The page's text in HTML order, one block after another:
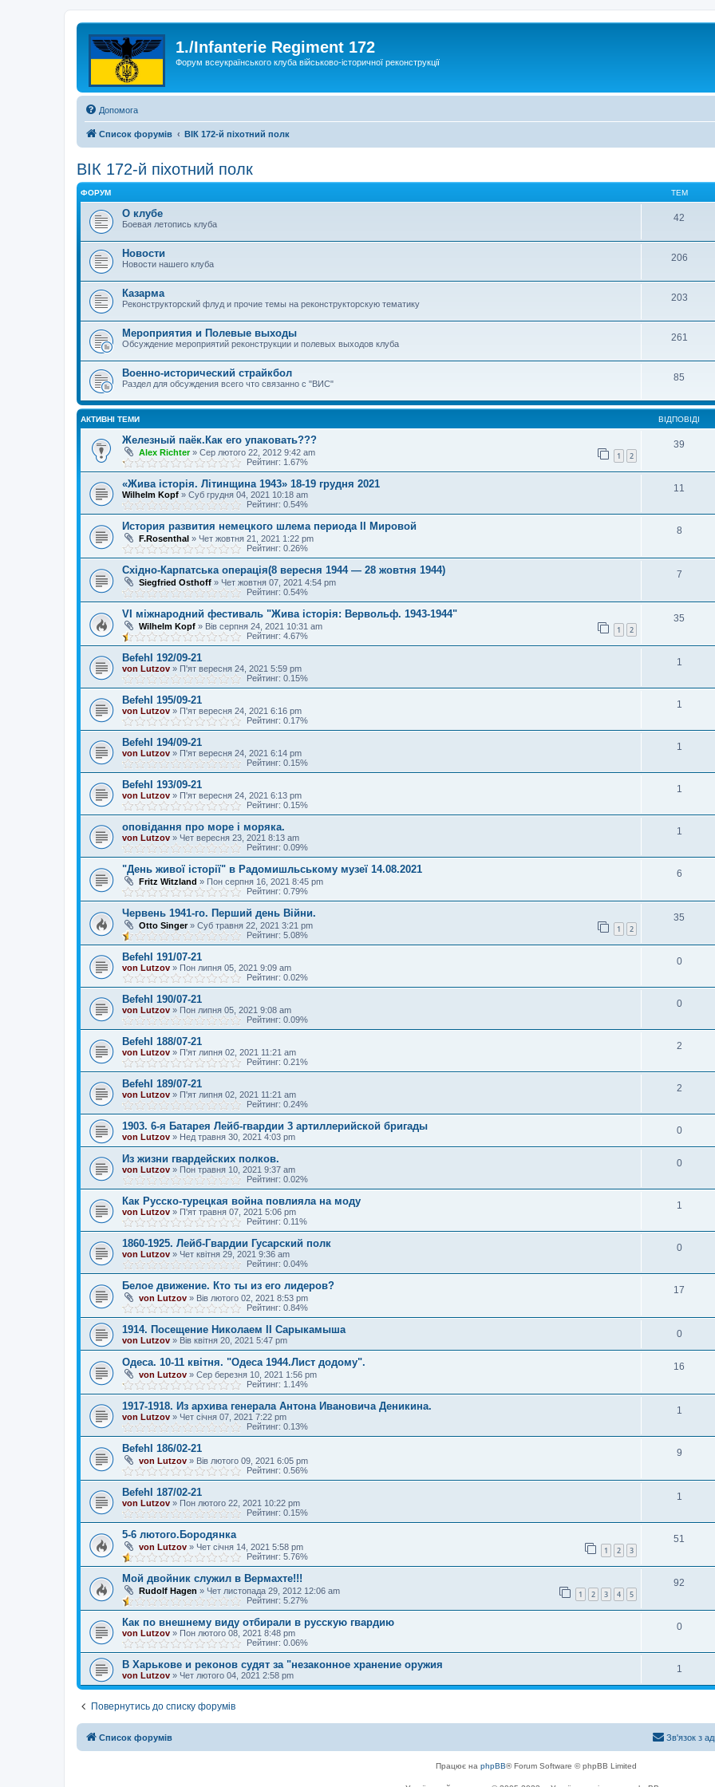
1./Infanterie Regiment 172
Форум всеукраїнського клуба військово-історичної реконструкції
Допомога
Список форумів ВІК 172-й піхотний полк
ВІК 172-й піхотний полк
ФОРУМ ТЕМ
О клубе
Боевая летопись клуба
42
Новости
Новости нашего клуба
206
Казарма
Реконструкторский флуд и прочие темы на реконструкторскую тематику
203
Мероприятия и Полевые выходы
Обсуждение мероприятий реконструкции и полевых выходов клуба
261
Военно-исторический страйкбол
Раздел для обсуждения всего что связанно с "ВИС"
85
АКТИВНІ ТЕМИ ВІДПОВІДІ
Железный паёк.Как его упаковать???
Alex Richter» Сер лютого 22, 2012 9:42 am 1 2
Рейтинг: 1.67%
39
«Жива історія. Літинщина 1943» 18-19 грудня 2021
Wilhelm Kopf » Суб грудня 04, 2021 10:18 am
Рейтинг: 0.54%
11
История развития немецкого шлема периода II Мировой
F.Rosenthal » Чет жовтня 21, 2021 1:22 pm
Рейтинг: 0.26%
8
Східно-Карпатська операція(8 вересня 1944 — 28 жовтня 1944)
Siegfried Osthoff » Чет жовтня 07, 2021 4:54 pm
Рейтинг: 0.54%
7
VI міжнародний фестиваль "Жива історія: Вервольф. 1943-1944"
Wilhelm Kopf » Вів серпня 24, 2021 10:31 am 1 2
Рейтинг: 4.67%
35
Befehl 192/09-21
von Lutzov » П'ят вересня 24, 2021 5:59 pm
Рейтинг: 0.15%
1
Befehl 195/09-21
von Lutzov » П'ят вересня 24, 2021 6:16 pm
Рейтинг: 0.17%
1
Befehl 194/09-21
von Lutzov » П'ят вересня 24, 2021 6:14 pm
Рейтинг: 0.15%
1
Befehl 193/09-21
von Lutzov » П'ят вересня 24, 2021 6:13 pm
Рейтинг: 0.15%
1
оповідання про море і моряка.
von Lutzov » Чет вересня 23, 2021 8:13 am
Рейтинг: 0.09%
1
"День живої історії" в Радомишльському музеї 14.08.2021
Fritz Witzland » Пон серпня 16, 2021 8:45 pm
Рейтинг: 0.79%
6
Червень 1941-го. Перший день Війни.
Otto Singer» Суб травня 22, 2021 3:21 pm 1 2
Рейтинг: 5.08%
35
Befehl 191/07-21
von Lutzov » Пон липня 05, 2021 9:09 am
Рейтинг: 0.02%
0
Befehl 190/07-21
von Lutzov » Пон липня 05, 2021 9:08 am
Рейтинг: 0.09%
0
Befehl 188/07-21
von Lutzov » П'ят липня 02, 2021 11:21 am
Рейтинг: 0.21%
2
Befehl 189/07-21
von Lutzov » П'ят липня 02, 2021 11:21 am
Рейтинг: 0.24%
2
1903. 6-я Батарея Лейб-гвардии 3 артиллерийской бригады
von Lutzov » Нед травня 30, 2021 4:03 pm
0
Из жизни гвардейских полков.
von Lutzov » Пон травня 10, 2021 9:37 am
Рейтинг: 0.02%
0
Как Русско-турецкая война повлияла на моду
von Lutzov » П'ят травня 07, 2021 5:06 pm
Рейтинг: 0.11%
1
1860-1925. Лейб-Гвардии Гусарский полк
von Lutzov » Чет квітня 29, 2021 9:36 am
Рейтинг: 0.04%
0
Белое движение. Кто ты из его лидеров?
von Lutzov » Вів лютого 02, 2021 8:53 pm
Рейтинг: 0.84%
17
1914. Посещение Николаем II Сарыкамыша
von Lutzov » Вів квітня 20, 2021 5:47 pm
0
Одеса. 10-11 квітня. "Одеса 1944.Лист додому".
von Lutzov » Сер березня 10, 2021 1:56 pm
Рейтинг: 1.14%
16
1917-1918. Из архива генерала Антона Ивановича Деникина.
von Lutzov » Чет січня 07, 2021 7:22 pm
Рейтинг: 0.13%
1
Befehl 186/02-21
von Lutzov » Вів лютого 09, 2021 6:05 pm
Рейтинг: 0.56%
9
Befehl 187/02-21
von Lutzov » Пон лютого 22, 2021 10:22 pm
Рейтинг: 0.15%
1
5-6 лютого.Бородянка
von Lutzov » Чет січня 14, 2021 5:58 pm 1 2 3
Рейтинг: 5.76%
51
Мой двойник служил в Вермахте!!!
Rudolf Hagen » Чет листопада 29, 2012 12:06 am 1 2 3 4 5
Рейтинг: 5.27%
92
Как по внешнему виду отбирали в русскую гвардию
von Lutzov » Пон лютого 08, 2021 8:48 pm
Рейтинг: 0.06%
0
В Харькове и реконов судят за "незаконное хранение оружия
von Lutzov » Чет лютого 04, 2021 2:58 pm
1
Повернутись до списку форумів
Список форумів Зв'язок з
Працює на phpBB® Forum Software © phpBB Limited